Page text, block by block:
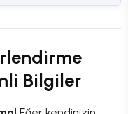
Bilgiler